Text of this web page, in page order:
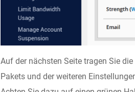
Auf der nächsten Seite tragen Sie
Pakets und der weiteren